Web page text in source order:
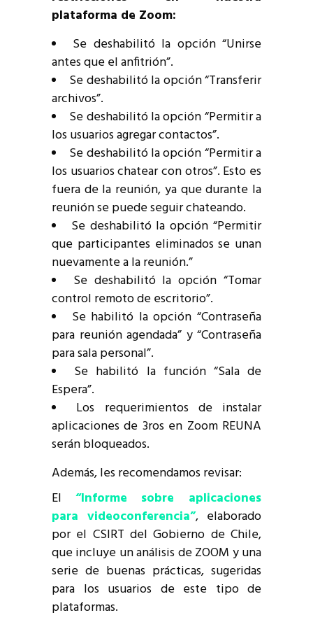
plataforma de Zoom:
Se deshabilitó la opción “Unirse
antes que el anfitrión”.
Se deshabilitó la opción “Transferir
archivos”.
Se deshabilitó la opción “Permitir a
los usuarios agregar contactos”.
Se deshabilitó la opción “Permitir a
los usuarios chatear con otros”. Esto es
fuera de la reunión, ya que durante la
reunión se puede seguir chateando.
Se deshabilitó la opción “Permitir
que participantes eliminados se unan
nuevamente a la reunión.”
Se deshabilitó la opción “Tomar
control remoto de escritorio”.
Se habilitó la opción “Contraseña
para reunión agendada” y “Contraseña
para sala personal”.
Se habilitó la función “Sala de
Espera”.
Los requerimientos de instalar
aplicaciones de 3ros en Zoom REUNA
serán bloqueados.
Además, les recomendamos revisar:
El “Informe sobre aplicaciones
para videoconferencia”, elaborado
por el CSIRT del Gobierno de Chile,
que incluye un análisis de ZOOM y una
serie de buenas prácticas, sugeridas
para los usuarios de este tipo de
plataformas.